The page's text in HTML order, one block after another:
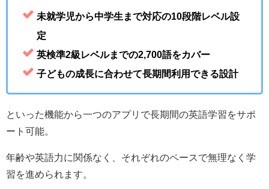
未就学児から中学生まで対応の10段階レベル設
定
英検準2級レベルまでの2,700語をカバー
子どもの成長に合わせて長期間利用できる設計
といった機能から一つのアプリで長期間の英語学習をサポ
ート可能。
年齢や英語力に関係なく、それぞれのペースで無理なく学
習を進められます。